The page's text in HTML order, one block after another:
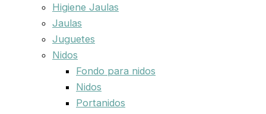
Higiene Jaulas
Jaulas
Juguetes
Nidos
Fondo para nidos
Nidos
Portanidos